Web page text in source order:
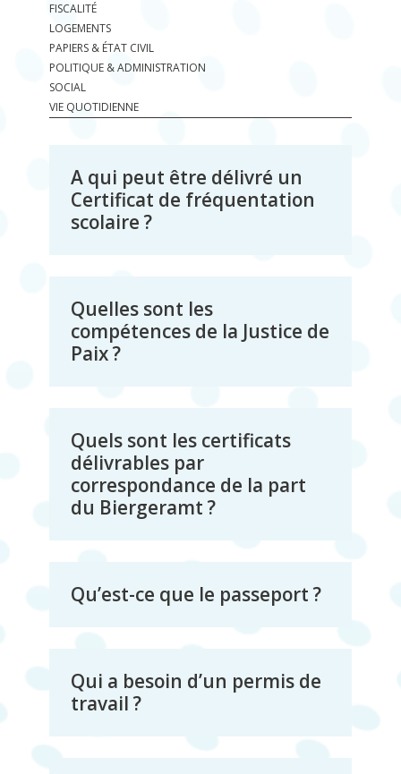
FISCALITÉ
LOGEMENTS
PAPIERS & ÉTAT CIVIL
POLITIQUE & ADMINISTRATION
SOCIAL
VIE QUOTIDIENNE
A qui peut être délivré un
Certificat de fréquentation
scolaire ?
Quelles sont les
compétences de la Justice de
Paix ?
Quels sont les certificats
délivrables par
correspondance de la part
du Biergeramt ?
Qu’est-ce que le passeport ?
Qui a besoin d’un permis de
travail ?